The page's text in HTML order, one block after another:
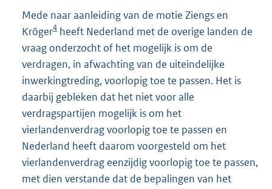
Mede naar aanleiding van de motie Ziengs en
Kröger4 heeft Nederland met de overige landen de
vraag onderzocht of het mogelijk is om de
verdragen, in afwachting van de uiteindelijke
inwerkingtreding, voorlopig toe te passen. Het is
daarbij gebleken dat het niet voor alle
verdragspartijen mogelijk is om het
vierlandenverdrag voorlopig toe te passen en
Nederland heeft daarom voorgesteld om het
vierlandenverdrag eenzijdig voorlopig toe te passen,
met dien verstande dat de bepalingen van het